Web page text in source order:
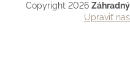
Copyright 2026
Upraviť